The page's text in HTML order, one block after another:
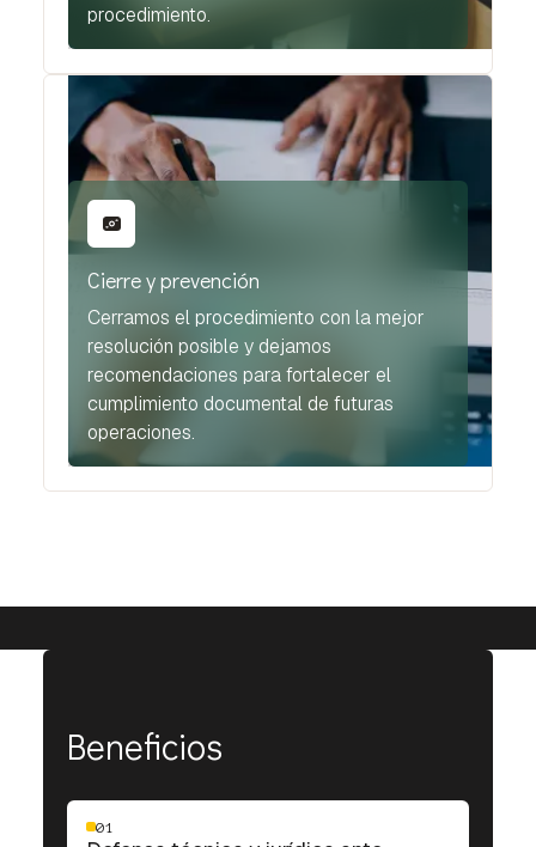
procedimiento.
Cierre y prevención
Cerramos el procedimiento con la mejor
resolución posible y dejamos
recomendaciones para fortalecer el
cumplimiento documental de futuras
operaciones.
Beneficios
01